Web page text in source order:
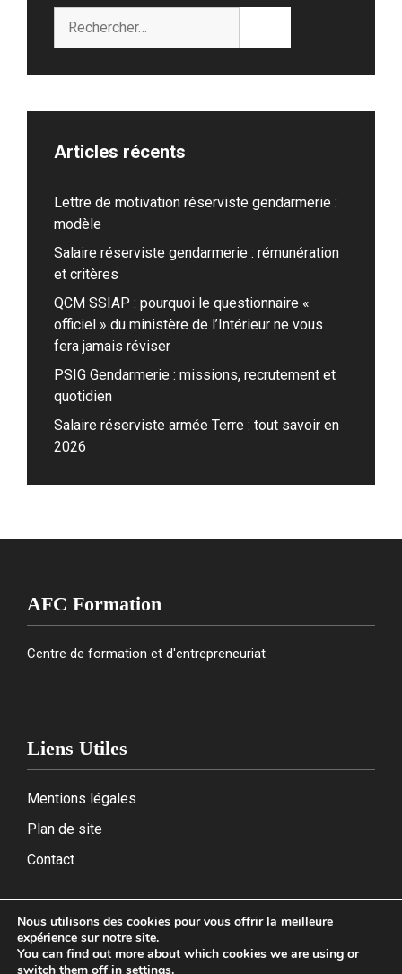
Articles récents
Lettre de motivation réserviste gendarmerie :
modèle
Salaire réserviste gendarmerie : rémunération
et critères
QCM SSIAP : pourquoi le questionnaire «
officiel » du ministère de l’Intérieur ne vous
fera jamais réviser
PSIG Gendarmerie : missions, recrutement et
quotidien
Salaire réserviste armée Terre : tout savoir en
2026
AFC Formation
Centre de formation et d'entrepreneuriat
Liens Utiles
Mentions légales
Plan de site
Contact
2026
Nous utilisons des cookies pour vous offrir la meilleure
expérience sur notre site.
You can find out more about which cookies we are using or
switch them off in settings.